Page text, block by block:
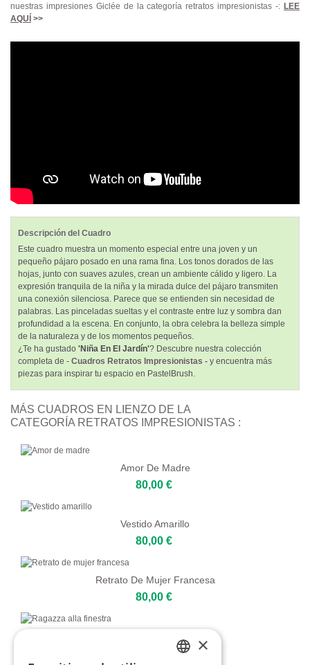
nuestras impresiones Giclée de la categoría retratos impresionistas -: LEE
AQUÍ >>
Descripción del Cuadro
Este cuadro muestra un momento especial entre una joven y un
pequeño pájaro posado en una rama fina. Los tonos dorados de las
hojas, junto con suaves azules, crean un ambiente cálido y ligero. La
expresión tranquila de la niña y la mirada dulce del pájaro transmiten
una conexión silenciosa. Parece que se entienden sin necesidad de
palabras. Las pinceladas sueltas y el contraste entre luz y sombra dan
profundidad a la escena. En conjunto, la obra celebra la belleza simple
de la naturaleza y de los momentos pequeños.
¿Te ha gustado 'Niña En El Jardín'? Descubre nuestra colección
completa de - Cuadros Retratos Impresionistas - y encuentra más
piezas para inspirar tu espacio en PastelBrush.
MÁS CUADROS EN LIENZO DE LA
CATEGORÍA RETRATOS IMPRESIONISTAS :
Amor De Madre
80,00 €
Vestido Amarillo
80,00 €
Retrato De Mujer Francesa
80,00 €
×